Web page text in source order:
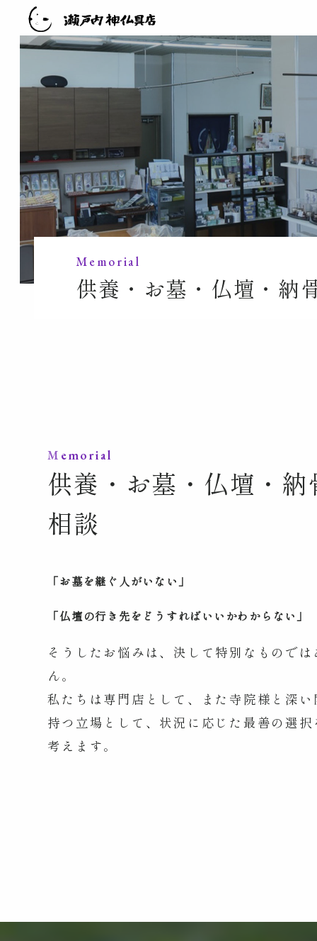
Memorial
供養・お墓・仏壇・納
Memorial
供養・お墓・仏壇・納
相談
「お墓を継ぐ人がいない」
「仏壇の行き先をどうすればいいかわからない」
そうしたお悩みは、決して特別なもので
ん。
私たちは専門店として、また寺院様と深
持つ立場として、状況に応じた最善の選
考えます。